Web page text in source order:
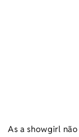
As a showgirl